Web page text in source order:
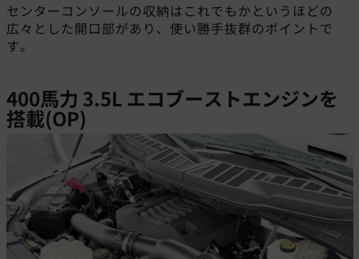
センターコンソールの収納はこれでもかというほどの
広々とした開口部があり、使い勝手抜群のポイントで
す。
400馬力 3.5L エコブーストエンジンを
搭載(OP)